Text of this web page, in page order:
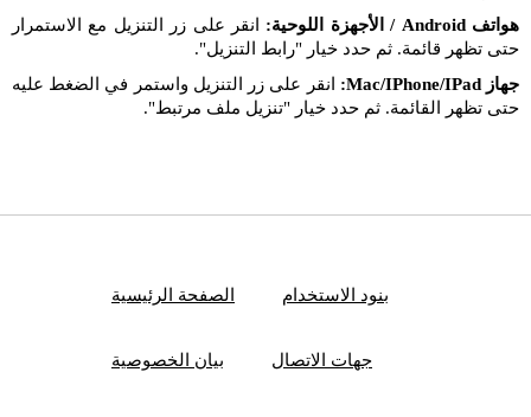
هواتف Android / الأجهزة اللوحية:
انقر على زر التنزيل مع الاستمرار
حتى تظهر قائمة. ثم حدد خيار "رابط التنزيل".
جهاز Mac/IPhone/IPad:
انقر على زر التنزيل واستمر في الضغط عليه
حتى تظهر القائمة. ثم حدد خيار "تنزيل ملف مرتبط".
الصفحة الرئيسية بنود الاستخدام
بيان الخصوصية جهات الاتصال